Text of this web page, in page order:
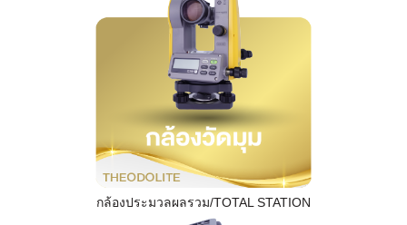
กล้องประมวลผลรวม/TOTAL STATION